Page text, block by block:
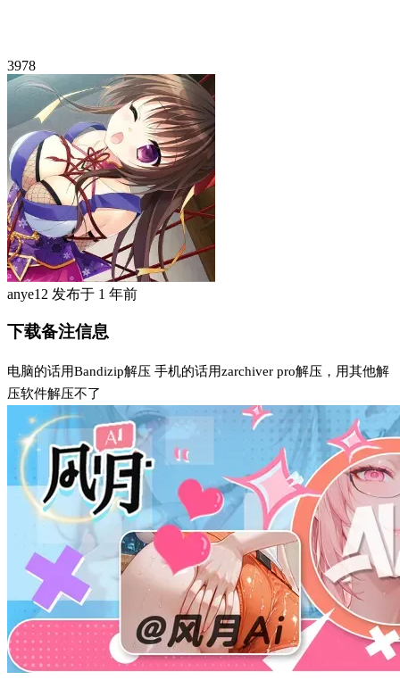
3978
anye12 发布于 1 年前
下载备注信息
电脑的话用Bandizip解压 手机的话用zarchiver pro解压，用其他解
压软件解压不了